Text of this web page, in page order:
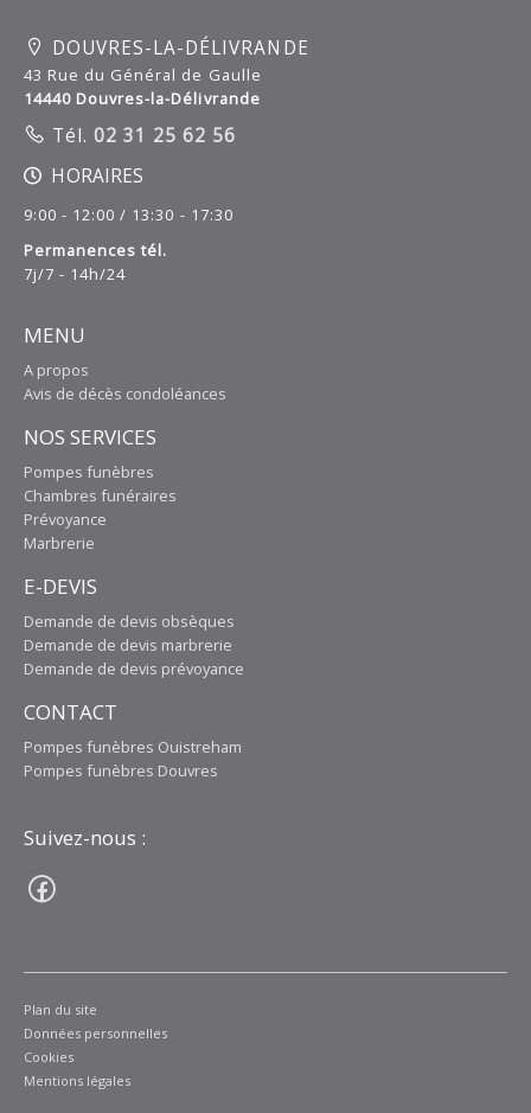
DOUVRES-LA-DÉLIVRANDE
43 Rue du Général de Gaulle
14440 Douvres-la-Délivrande
Tél. 02 31 25 62 56
HORAIRES
9:00 - 12:00 / 13:30 - 17:30
Permanences tél.
7j/7 - 14h/24
MENU
A propos
Avis de décès condoléances
NOS SERVICES
Pompes funèbres
Chambres funéraires
Prévoyance
Marbrerie
E-DEVIS
Demande de devis obsèques
Demande de devis marbrerie
Demande de devis prévoyance
CONTACT
Pompes funèbres Ouistreham
Pompes funèbres Douvres
Suivez-nous :
Plan du site
Données personnelles
Cookies
Mentions légales